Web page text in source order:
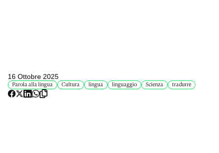
16 Ottobre 2025
Parola alla lingua Cultura lingua linguaggio Scienza tradurre